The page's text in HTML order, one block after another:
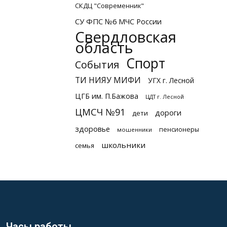
СКДЦ "Современник"
СУ ФПС №6 МЧС России
Свердловская
область
События Спорт
ТИ НИЯУ МИФИ
УГХ г. Лесной
ЦГБ им. П.Бажова
ЦДТ г. Лесной
ЦМСЧ №91 дети
дороги
здоровье
мошенники пенсионеры
семья школьники